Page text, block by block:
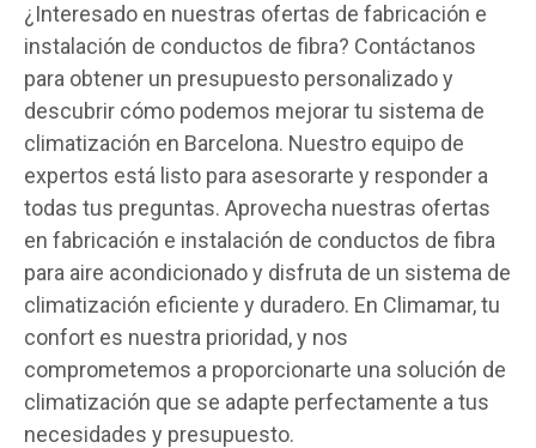
¿Interesado en nuestras ofertas de fabricación e
instalación de conductos de fibra? Contáctanos
para obtener un presupuesto personalizado y
descubrir cómo podemos mejorar tu sistema de
climatización en Barcelona. Nuestro equipo de
expertos está listo para asesorarte y responder a
todas tus preguntas. Aprovecha nuestras ofertas
en fabricación e instalación de conductos de fibra
para aire acondicionado y disfruta de un sistema de
climatización eficiente y duradero. En Climamar, tu
confort es nuestra prioridad, y nos
comprometemos a proporcionarte una solución de
climatización que se adapte perfectamente a tus
necesidades y presupuesto.